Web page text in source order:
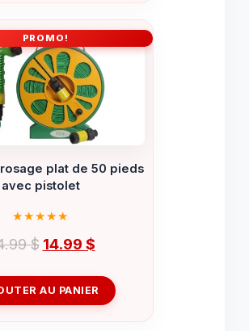
PROMO!
plat de 50 pieds
avec pistolet
$ Le
initial
14.99 $Le
actuel
AU PANIER